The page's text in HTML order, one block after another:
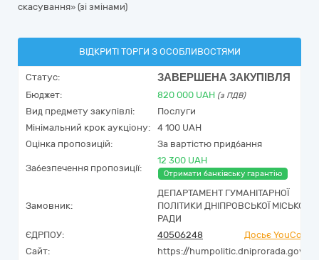
скасування» (зі змінами)
ВІДКРИТІ ТОРГИ З ОСОБЛИВОСТЯМИ
Статус: ЗАВЕРШЕНА ЗАКУПІВЛЯ
Бюджет: 820 000 UAH (з ПДВ)
Вид предмету закупівлі:
Послуги
Мінімальний крок аукціону:
4 100 UAH
Оцінка пропозицій:
За вартістю придбання
Забезпечення пропозиції:
12 300 UAH
Отримати банківську гарантію
Замовник:
ДЕПАРТАМЕНТ ГУМАНІТАРНОЇ
ПОЛІТИКИ ДНІПРОВСЬКОЇ МІСЬКОЇ
РАДИ
ЄДРПОУ:
40506248
Досьє
Сайт:
https://